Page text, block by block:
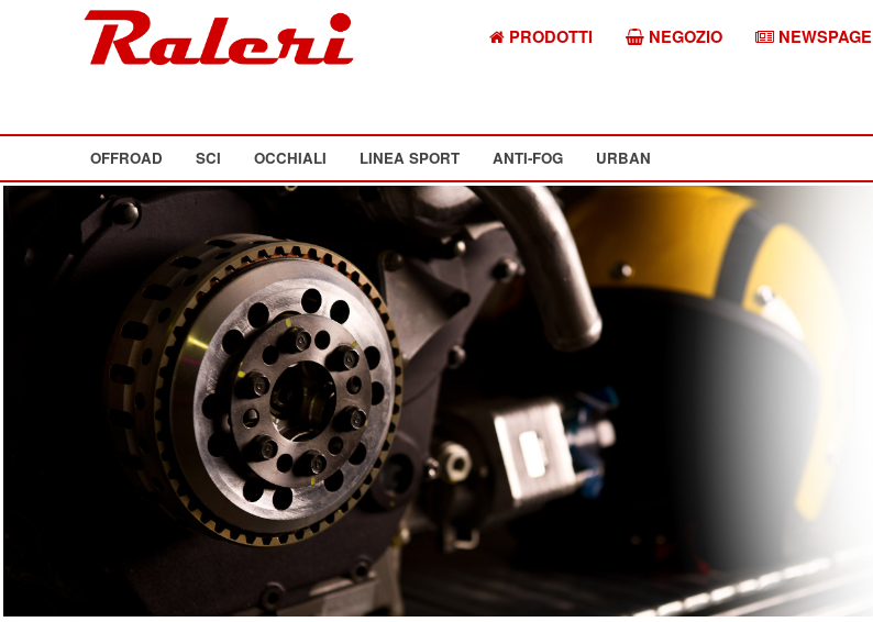
PRODOTTI NEGOZIO NEWSPAGE
OFFROAD SCI OCCHIALI LINEA SPORT ANTI-FOG URBAN